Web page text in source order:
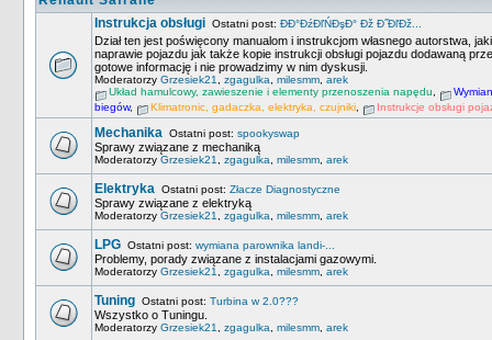
Instrukcja obsługi Ostatni post: ĐĐ°ĐźĐľŃĐşĐ° Đž Đ˝ĐľĐž...
Dział ten jest poświęcony manualom i instrukcjom własnego autorstwa,
naprawie pojazdu jak także kopie instrukcji obsługi pojazdu dodawaną
gotowe informację i nie prowadzimy w nim dyskusji.
Moderatorzy Grzesiek21 zgagulka milesmm arek
Układ hamulcowy, zawieszenie i elementy przenoszenia napędu
biegów, Klimatronic, gadaczka, elektryka, czujniki Instrukcje obsługi
Mechanika Ostatni post: spookyswap
Sprawy związane z mechaniką
Moderatorzy Grzesiek21 zgagulka milesmm arek
Elektryka Ostatni post: Złacze Diagnostyczne
Sprawy związane z elektryką
Moderatorzy Grzesiek21 zgagulka milesmm arek
LPG Ostatni post: wymiana parownika landi-...
Problemy, porady związane z instalacjami gazowymi.
Moderatorzy Grzesiek21 zgagulka milesmm arek
Tuning Ostatni post: Turbina w 2.0???
Wszystko o Tuningu.
Moderatorzy Grzesiek21 zgagulka milesmm arek